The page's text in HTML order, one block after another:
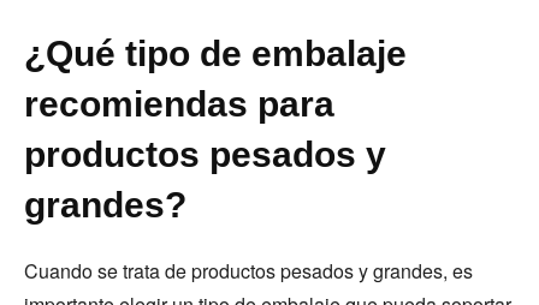
¿Qué tipo de embalaje
recomiendas para
productos pesados y
grandes?
Cuando se trata de productos pesados y grandes, es